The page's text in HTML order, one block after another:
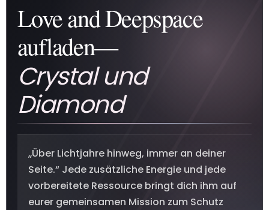
Love and Deepspace
aufladen—
Crystal und
Diamond
„Über Lichtjahre hinweg, immer an deiner
Seite.“ Jede zusätzliche Energie und jede
vorbereitete Ressource bringt dich ihm auf
eurer gemeinsamen Mission zum Schutz